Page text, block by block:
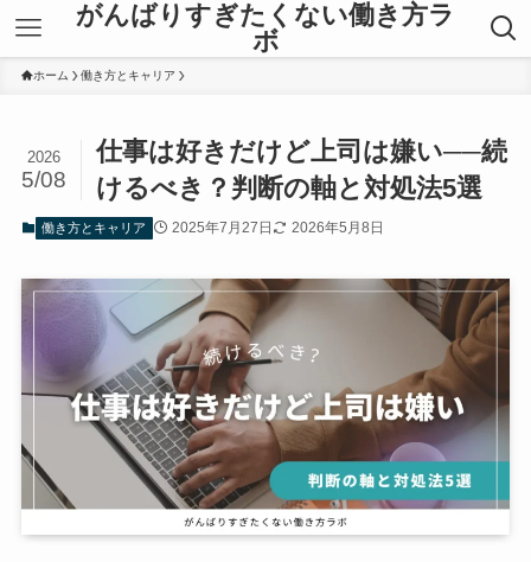
がんばりすぎたくない働き方ラ
ボ
ホーム 働き方とキャリア
仕事は好きだけど上司は嫌い──続
けるべき？判断の軸と対処法5選
2026
5/08
働き方とキャリア 2025年7月27日 2026年5月8日